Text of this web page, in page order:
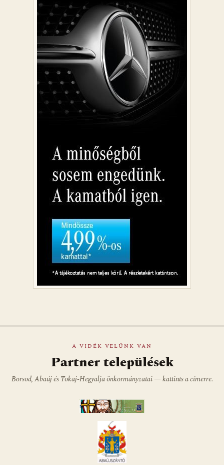
A VIDÉK VELÜNK VAN
Partner települések
Borsod, Abaúj és Tokaj-Hegyalja önkormányzatai — kattints a címerre.